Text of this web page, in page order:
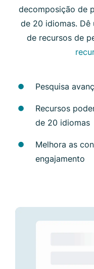
decomposição de
de 20 idiomas. Dê
de recursos de
Pesquisa
Recursos
de 20 idiomas
Melhora as
engajamento